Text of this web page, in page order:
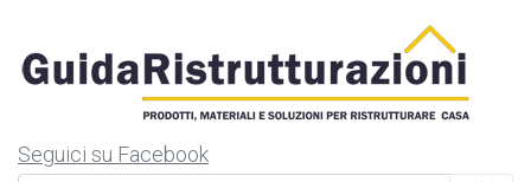
Seguici su Facebook